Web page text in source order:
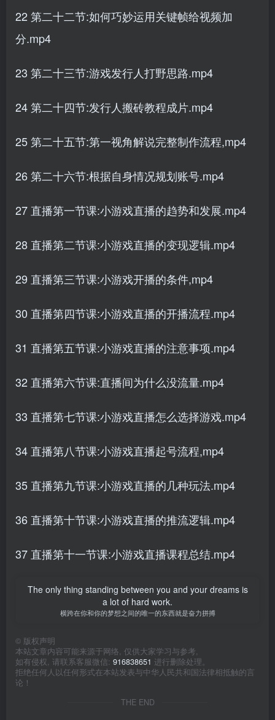
22 第二十二节:如何巧妙运用关键帧给视频加
分.mp4
23 第二十三节:游戏发行人打野思路.mp4
24 第二十四节:发行人搬砖教程成片.mp4
25 第二十五节:第一视角解说完整制作流程,mp4
26 第二十六节:根据自身情况规划账号.mp4
27 直播第一节课:小游戏直播的趋势和发展.mp4
28 直播第二节课:小游戏直播的变现逻辑.mp4
29 直播第三节课:小游戏开播的条件,mp4
30 直播第四节课:小游戏直播的开播流程.mp4
31 直播第五节课:小游戏直播的注意事项.mp4
32 直播第六节课:直播间为什么没流量.mp4
33 直播第七节课:小游戏直播怎么选择游戏.mp4
34 直播第八节课:小游戏直播起号流程,mp4
35 直播第九节课:小游戏直播的几种玩法.mp4
36 直播第十节课:小游戏直播的推流逻辑.mp4
37 直播第十一节课:小游戏直播课程总结.mp4
The only thing standing between you and your dreams is
a lot of hard work.
横跨在你和你的梦想之间的唯一的东西就是奋力拼搏
© 版权声明
本站文章内容可能来源于网络, 仅供大家学习与参考,
如有侵权, 请联系客服微信: 916838651 进行删除处理。
拒绝任何人以任何形式在本站发表与中华人民共和国法律相抵触的言
论！
THE END